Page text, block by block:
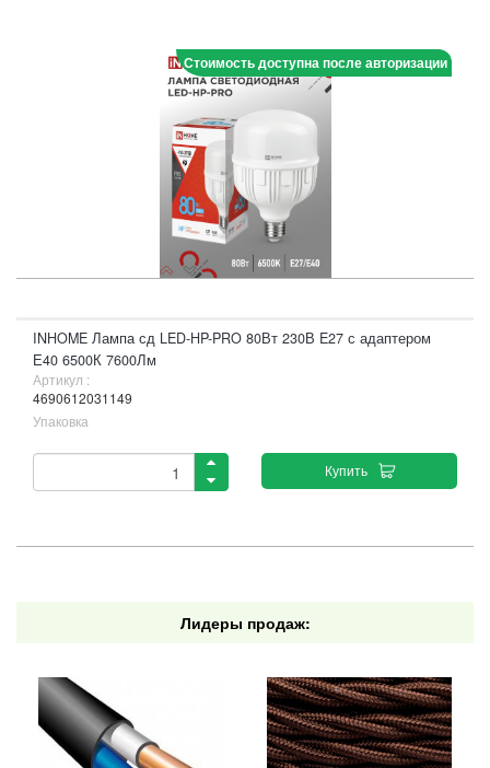
Стоимость доступна после авторизации
INHOME Лампа сд LED-HP-PRO 80Вт 230В E27 с адаптером
Е40 6500К 7600Лм
Артикул :
4690612031149
Упаковка
Купить
Лидеры продаж: